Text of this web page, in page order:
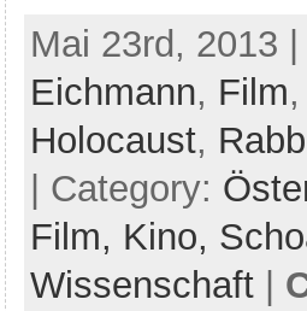
Mai 23rd, 2013
Eichmann, Film
Holocaust,
| Category:
Film, Kino,
Wissenschaft